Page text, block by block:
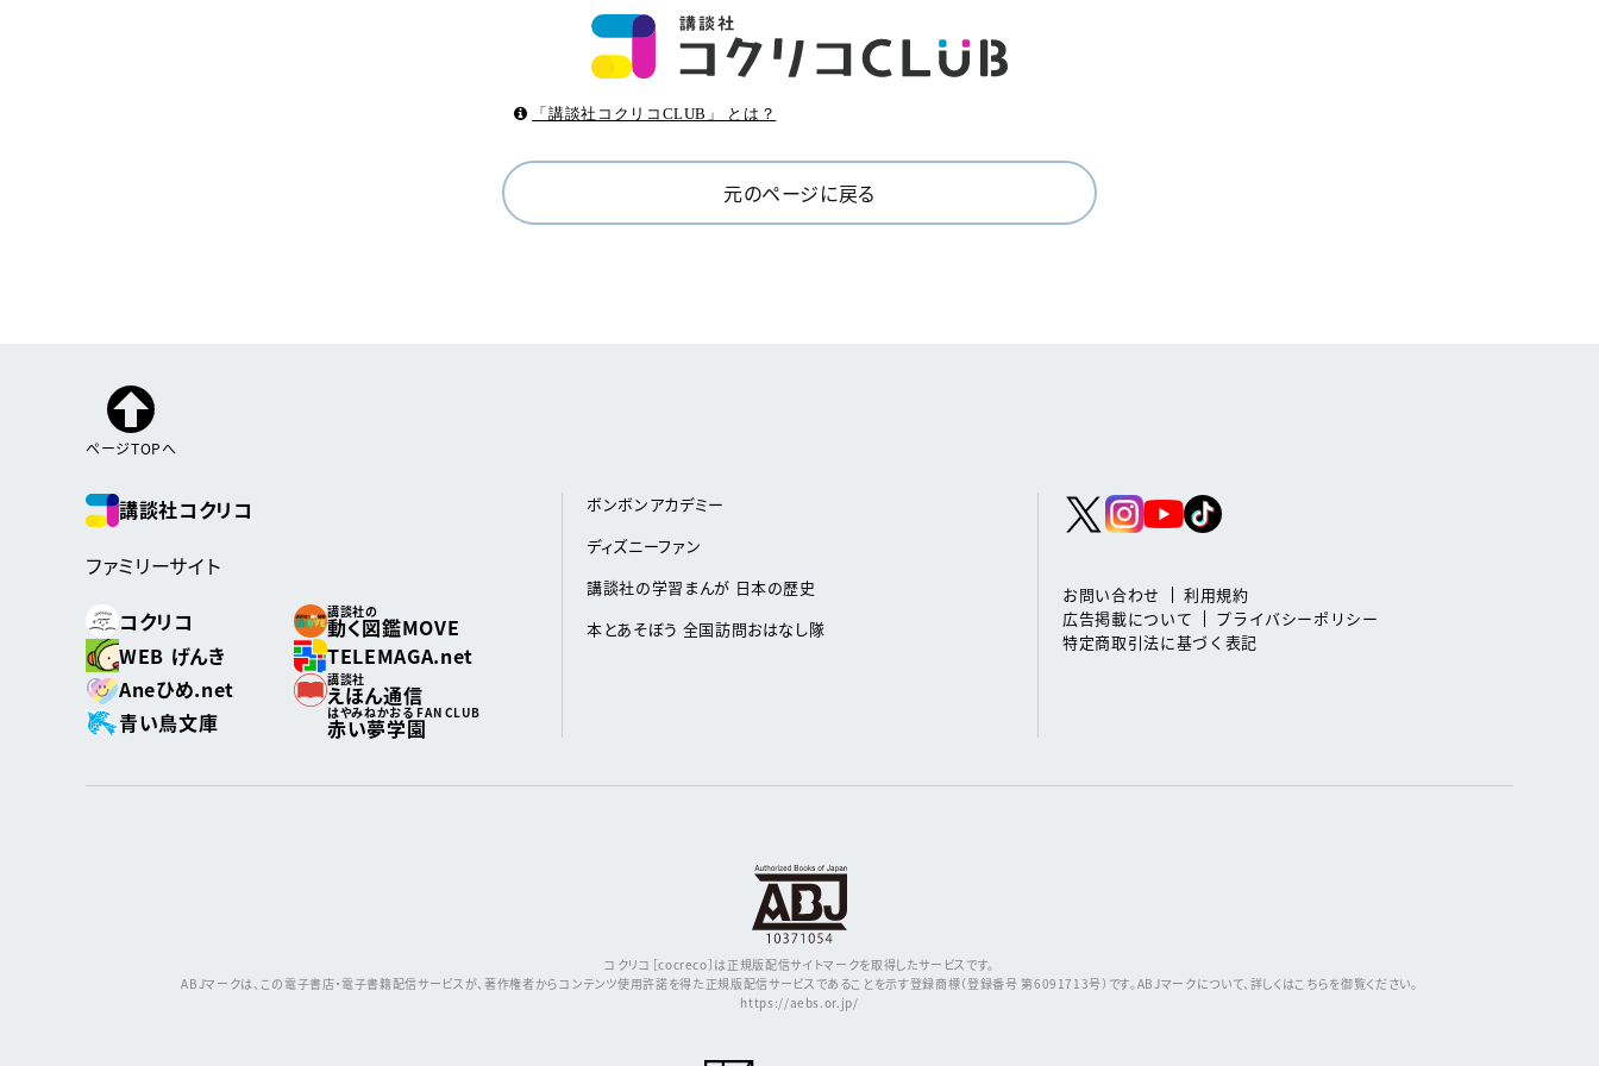
「講談社コクリコCLUB」 とは？
元のページに戻る
ページTOPへ
講談社コクリコ
ファミリーサイト
コクリコ
講談社の
動く図鑑MOVE
WEB げんき
TELEMAGA.net
Aneひめ.net
講談社
えほん通信
青い鳥文庫
はやみねかおる FAN CLUB
赤い夢学園
ボンボンアカデミー
ディズニーファン
講談社の学習まんが 日本の歴史
本とあそぼう 全国訪問おはなし隊
お問い合わせ
利用規約
広告掲載について
プライバシーポリシー
特定商取引法に基づく表記
コクリコ［cocreco］は正規版配信サイトマークを取得したサービスです。
ABJマークは、この電子書店・電子書籍配信サービスが、著作権者からコンテンツ使用許諾を得た正規版配信サービスであることを示す登録商標（登録番号 第6091713号）です。ABJマークについて、詳しくはこちらを御覧ください。
https://aebs.or.jp/